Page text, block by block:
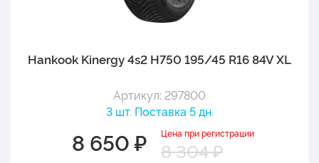
Hankook Kinergy 4s2 H750 195/45 R16 84V XL
Артикул: 297800
3 шт. Поставка 5 дн.
8 650 ₽ Цена при регистрации
8 304 ₽